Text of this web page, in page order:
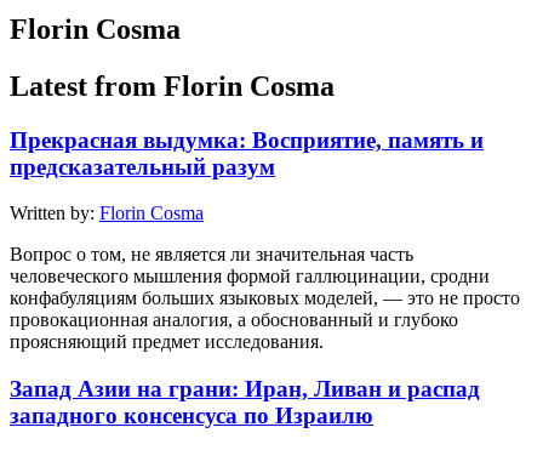
Florin Cosma
Latest from Florin Cosma
Прекрасная выдумка: Восприятие, память и
предсказательный разум
Written by: Florin Cosma
Вопрос о том, не является ли значительная часть
человеческого мышления формой галлюцинации, сродни
конфабуляциям больших языковых моделей, — это не просто
провокационная аналогия, а обоснованный и глубоко
проясняющий предмет исследования.
Запад Азии на грани: Иран, Ливан и распад
западного консенсуса по Израилю